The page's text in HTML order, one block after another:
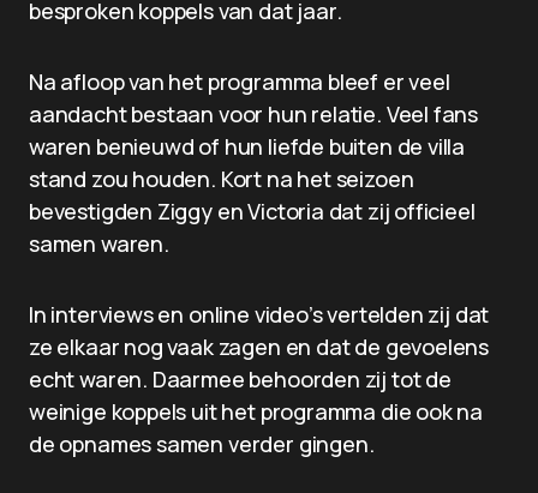
besproken koppels van dat jaar.
Na afloop van het programma bleef er veel
aandacht bestaan voor hun relatie. Veel fans
waren benieuwd of hun liefde buiten de villa
stand zou houden. Kort na het seizoen
bevestigden Ziggy en Victoria dat zij officieel
samen waren.
In interviews en online video’s vertelden zij dat
ze elkaar nog vaak zagen en dat de gevoelens
echt waren. Daarmee behoorden zij tot de
weinige koppels uit het programma die ook na
de opnames samen verder gingen.